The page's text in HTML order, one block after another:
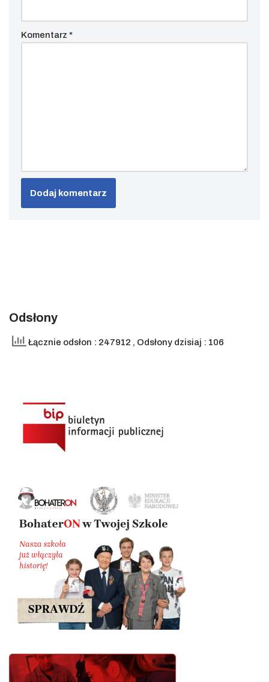
Komentarz *
Odsłony
Łącznie odsłon : 247912 , Odsłony dzisiaj : 106